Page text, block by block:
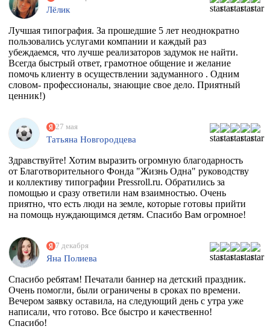
Лёлик
Лучшая типография. За прошедшие 5 лет неоднократно
пользовались услугами компании и каждый раз
убеждаемся, что лучше реализаторов задумок не найти.
Всегда быстрый ответ, грамотное общение и желание
помочь клиенту в осуществлении задуманного . Одним
словом- профессионалы, знающие свое дело. Приятный
ценник!)
27 мая
Татьяна Новгородцева
Здравствуйте! Хотим выразить огромную благодарность
от Благотворительного Фонда "Жизнь Одна" руководству
и коллективу типографии Pressroll.ru. Обратились за
помощью и сразу ответили нам взаимностью. Очень
приятно, что есть люди на земле, которые готовы прийти
на помощь нуждающимся детям. Спасибо Вам огромное!
7 декабря
Яна Полиева
Спасибо ребятам! Печатали баннер на детский праздник.
Очень помогли, были ограничены в сроках по времени.
Вечером заявку оставила, на следующий день с утра уже
написали, что готово. Все быстро и качественно!
Спасибо!